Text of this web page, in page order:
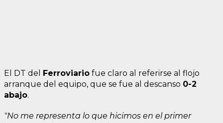
El DT del Ferroviario fue claro al referirse al flojo
arranque del equipo, que se fue al descanso 0-2
abajo.
"No me representa lo que hicimos en el primer